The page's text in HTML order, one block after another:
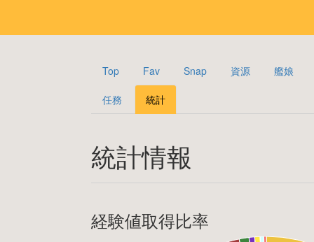
Top Fav Snap 資源 艦娘
任務 統計
統計情報
経験値取得比率